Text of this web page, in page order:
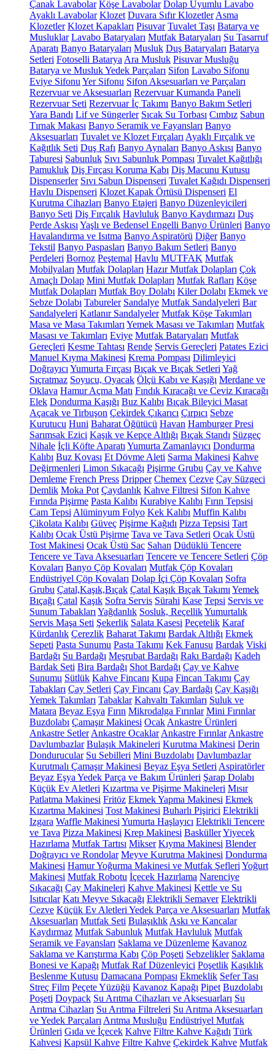
Çanak Lavabolar Köşe Lavabolar Dolap Uyumlu Lavabo
Ayaklı Lavabolar Klozet Duvara Sıfır Klozetler Asma
Klozetler Klozet Kapakları Pisuvar Tuvalet Taşı Batarya ve
Musluklar Lavabo Bataryaları Mutfak Bataryaları Su Tasarruf
Aparatı Banyo Bataryaları Musluk Duş Bataryaları Batarya
Setleri Fotoselli Batarya Ara Musluk Pisuvar Musluğu
Batarya ve Musluk Yedek Parçaları Sifon Lavabo Sifonu
Eviye Sifonu Yer Sifonu Sifon Aksesuarları ve Parçaları
Rezervuar ve Aksesuarları Rezervuar Kumanda Paneli
Rezervuar Seti Rezervuar İç Takımı Banyo Bakım Setleri
Yara Bandı Lif ve Süngerler Sıcak Su Torbası Cımbız Sabun
Tırnak Makası Banyo Seramik ve Fayansları Banyo
Aksesuarları Tuvalet ve Klozet Fırçaları Ayaklı Fırçalık ve
Kağıtlık Seti Duş Rafı Banyo Aynaları Banyo Askısı Banyo
Taburesi Sabunluk Sıvı Sabunluk Pompası Tuvalet Kağıtlığı
Pamukluk Diş Fırçası Koruma Kabı Diş Macunu Kutusu
Dispenserler Sıvı Sabun Dispenseri Tuvalet Kağıdı Dispenseri
Havlu Dispenseri Klozet Kapak Örtüsü Dispenseri El
Kurutma Cihazları Banyo Etajeri Banyo Düzenleyicileri
Banyo Seti Diş Fırçalık Havluluk Banyo Kaydırmazı Duş
Perde Askısı Yaşlı ve Bedensel Engelli Banyo Ürünleri Banyo
Havalandırma ve Isıtma Banyo Aspiratörü Diğer Banyo
Tekstil Banyo Paspasları Banyo Bakım Setleri Banyo
Perdeleri Bornoz Peştemal Havlu MUTFAK Mutfak
Mobilyaları Mutfak Dolapları Hazır Mutfak Dolapları Çok
Amaçlı Dolap Mini Mutfak Dolapları Mutfak Rafları Köşe
Mutfak Dolapları Mutfak Boy Dolabı Kiler Dolabı Ekmek ve
Sebze Dolabı Tabureler Sandalye Mutfak Sandalyeleri Bar
Sandalyeleri Katlanır Sandalyeler Mutfak Köşe Takımları
Masa ve Masa Takımları Yemek Masası ve Takımları Mutfak
Masası ve Takımları Eviye Mutfak Bataryaları Mutfak
Gereçleri Kesme Tahtası Rende Servis Gereçleri Patates Ezici
Manuel Kıyma Makinesi Krema Pompası Dilimleyici
Doğrayıcı Yumurta Fırçası Bıçak ve Bıçak Setleri Yağ
Sıçratmaz Soyucu, Oyacak Ölçü Kabı ve Kaşığı Merdane ve
Oklava Hamur Açma Matı Fındık Kıracağı ve Ceviz Kıracağı
Elek Dondurma Kaşığı Buz Kalıbı Bıçak Bileyici Masat
Açacak ve Tirbuşon Çekirdek Çıkarıcı Çırpıcı Sebze
Kurutucu Huni Baharat Öğütücü Havan Hamburger Presi
Sarımsak Ezici Kaşık ve Kepçe Altlığı Bıçak Standı Süzgeç
Nihale İçli Köfte Aparatı Yumurta Zamanlayıcı Dondurma
Kalıbı Buz Kovası Et Dövme Aleti Sarma Makinesi Kahve
Değirmenleri Limon Sıkacağı Pişirme Grubu Çay ve Kahve
Demleme French Press Dripper Chemex Cezve Çay Süzgeci
Demlik Moka Pot Çaydanlık Kahve Filtresi Sifon Kahve
Fırında Pişirme Pasta Kalıbı Kurabiye Kalıbı Fırın Tepsisi
Cam Tepsi Alüminyum Folyo Kek Kalıbı Muffin Kalıbı
Çikolata Kalıbı Güveç Pişirme Kağıdı Pizza Tepsisi Tart
Kalıbı Ocak Üstü Pişirme Tava ve Tava Setleri Ocak Üstü
Tost Makinesi Ocak Üstü Sac Sahan Düdüklü Tencere
Tencere ve Tava Aksesuarları Tencere ve Tencere Setleri Çöp
Kovaları Banyo Çöp Kovaları Mutfak Çöp Kovaları
Endüstriyel Çöp Kovaları Dolap İçi Çöp Kovaları Sofra
Grubu Çatal,Kaşık,Bıçak Çatal Kaşık Bıçak Takımı Yemek
Bıçağı Çatal Kaşık Sofra Servis Sürahi Kase Tepsi Servis ve
Sunum Tabakları Yağdanlık Sosluk, ReçellikYumurtalık
Servis Maşa Seti Şekerlik Salata Kasesi Peçetelik Karaf
Kürdanlık Çerezlik Baharat Takımı Bardak Altlığı Ekmek
Sepeti Pasta Sunumu Pasta Takımı Kek Fanusu Bardak Viski
Bardağı Su Bardağı Meşrubat Bardağı Rakı Bardağı Kadeh
Bardak Seti Bira Bardağı Shot Bardağı Çay ve Kahve
Sunumu Sütlük Kahve Fincanı Kupa Fincan Takımı Çay
Tabakları Çay Setleri Çay Fincanı Çay Bardağı Çay Kaşığı
Yemek Takımları Tabaklar Kahvaltı Takımları Suluk ve
Matara Beyaz Eşya Fırın Mikrodalga Fırınlar Mini Fırınlar
Buzdolabı Çamaşır Makinesi Ocak Ankastre Ürünleri
Ankastre Setler Ankastre Ocaklar Ankastre Fırınlar Ankastre
Davlumbazlar Bulaşık Makineleri Kurutma Makinesi Derin
Dondurucular Su Sebilleri Mini Buzdolabı Davlumbazlar
Kurutmalı Çamaşır Makinesi Beyaz Eşya Setleri Aspiratörler
Beyaz Eşya Yedek Parça ve Bakım Ürünleri Şarap Dolabı
Küçük Ev Aletleri Kızartma ve Pişirme Makineleri Mısır
Patlatma Makinesi Fritöz Ekmek Yapma Makinesi Ekmek
Kızartma Makinesi Tost Makinesi Buharlı Pişirici Elektrikli
Izgara Waffle Makinesi Yumurta Haşlayıcı Elektrikli Tencere
ve Tava Pizza Makinesi Krep Makinesi BasküllerYiyecek
Hazırlama Mutfak Tartısı Mikser Kıyma Makinesi Blender
Doğrayıcı ve Rondolar Meyve Kurutma Makinesi Dondurma
Makinesi Hamur Yoğurma Makinesi ve Mutfak Şefleri Yoğurt
Makinesi Mutfak Robotu İçecek Hazırlama Narenciye
Sıkacağı Çay Makineleri Kahve Makinesi Kettle ve Su
Isıtıcılar Katı Meyve Sıkacağı Elektrikli Semaver Elektrikli
Cezve Küçük Ev Aletleri Yedek Parça ve Aksesuarları Mutfak
Aksesuarları Mutfak Seti Bulaşıklık Askı ve Kancalar
Kaydırmaz Mutfak Sabunluk Mutfak Havluluk Mutfak
Seramik ve Fayansları Saklama ve Düzenleme Kavanoz
Saklama ve Karıştırma Kabı Çöp Poşeti Sebzelikler Saklama
Bonesi ve Kapağı Mutfak Raf Düzenleyici Poşetlik Kaşıklık
Beslenme Kutusu Damacana Pompası Ekmeklik Sefer Tası
Streç Film Peçete Yüzüğü Kavanoz Kapağı Pipet Buzdolabı
Poşeti Doypack Su Arıtma Cihazları ve Aksesuarları Su
Arıtma Cihazları Su Arıtma Filtreleri Su Arıtma Aksesuarları
ve Yedek Parçaları Arıtma Musluğu Endüstriyel Mutfak
Ürünleri Gıda ve İçecek Kahve Filtre Kahve Kağıdı Türk
Kahvesi Kapsül Kahve Filtre Kahve Çekirdek Kahve Mutfak